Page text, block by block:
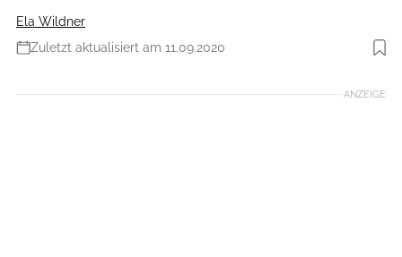
Ela Wildner
Zuletzt aktualisiert am 11.09.2020
Foto: istockphoto.com
ANZEIGE